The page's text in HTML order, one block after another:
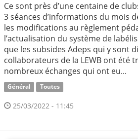
Ce sont près d’une centaine de
3 séances d’informations du mois
les modifications au règlement
l’actualisation du système de
que les subsides Adeps qui y sont
collaborateurs de la LEWB ont été
nombreux échanges qui ont eu...
Général Toutes
25/03/2022 - 11:45